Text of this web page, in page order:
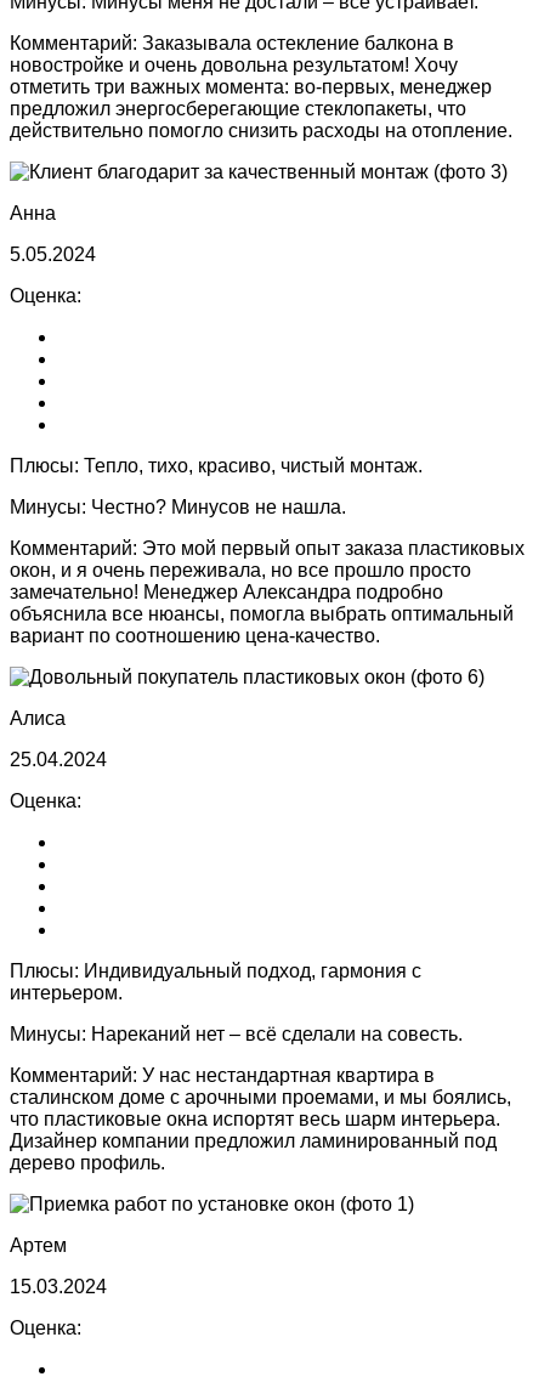
Комментарий: Заказывала остекление балкона в
новостройке и очень довольна результатом! Хочу
отметить три важных момента: во-первых, менеджер
предложил энергосберегающие стеклопакеты, что
действительно помогло снизить расходы на отопление.
Анна
5.05.2024
Оценка:
Плюсы: Тепло, тихо, красиво, чистый монтаж.
Минусы: Честно? Минусов не нашла.
Комментарий: Это мой первый опыт заказа пластиковых
окон, и я очень переживала, но все прошло просто
замечательно! Менеджер Александра подробно
объяснила все нюансы, помогла выбрать оптимальный
вариант по соотношению цена-качество.
Алиса
25.04.2024
Оценка:
Плюсы: Индивидуальный подход, гармония с
интерьером.
Минусы: Нареканий нет – всё сделали на совесть.
Комментарий: У нас нестандартная квартира в
сталинском доме с арочными проемами, и мы боялись,
что пластиковые окна испортят весь шарм интерьера.
Дизайнер компании предложил ламинированный под
дерево профиль.
Артем
15.03.2024
Оценка: